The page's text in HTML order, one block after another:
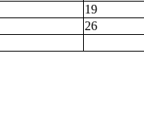
19
26